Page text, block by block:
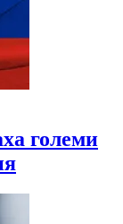
големи